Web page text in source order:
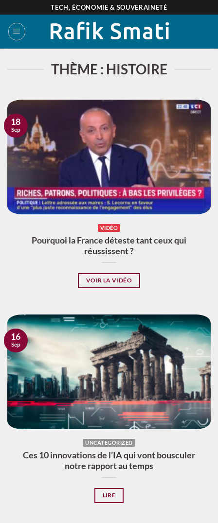
contenu
TECH, ÉCONOMIE & SOUVERAINETÉ
THÈME : HISTOIRE
VIDÉO
Pourquoi la France déteste tant ceux qui
réussissent ?
VOIR LA VIDÉO
18
Sep
UNCATEGORIZED
Ces 10 innovations de l’IA qui vont bousculer
notre rapport au temps
LIRE
16
Sep